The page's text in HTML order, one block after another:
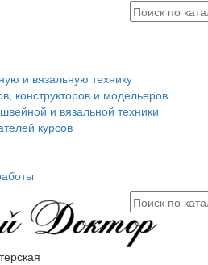
и вязальную технику
конструкторов и модельеров
и вязальной техники
курсов